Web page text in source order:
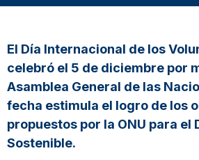
El Día Internacional de los
celebró el 5 de diciembre por
Asamblea General de las
fecha estimula el logro de los
propuestos por la ONU para el
Sostenible.